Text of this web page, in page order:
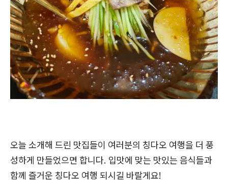
오늘 소개해 드린 맛집들이 여러분의 칭다오 여행을 더 풍
성하게 만들었으면 합니다. 입맛에 맞는 맛있는 음식들과
함께 즐거운 칭다오 여행 되시길 바랄게요!